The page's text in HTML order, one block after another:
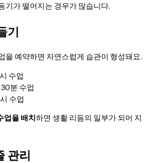
기가 떨어지는 경우가 많습니다.
기
을 예약하면 자연스럽게 습관이 형성돼요.
수업
분 수업
수업
업을 배치 하면 생활 리듬의 일부가 되어 지
관리